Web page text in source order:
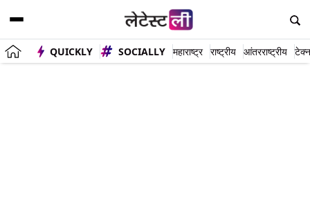
QUICKLY SOCIALLY महाराष्ट्र राष्ट्रीय आंतरराष्ट्रीय